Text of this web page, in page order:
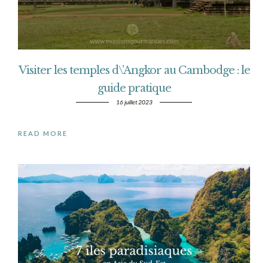
Visiter les temples d\’Angkor au Cambodge : le
guide pratique
16 juillet 2023
READ MORE